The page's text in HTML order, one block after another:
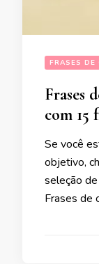
FRASES DE
Frases
com 15
Se você
objetivo,
seleção
Frases de